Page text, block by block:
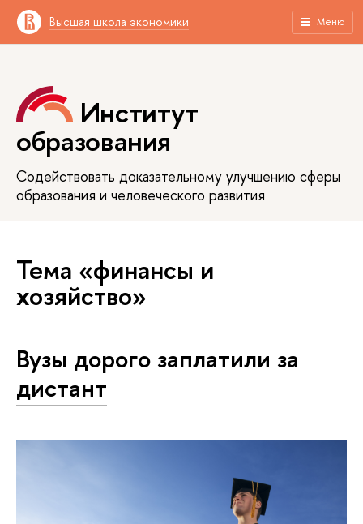
Высшая школа экономики Меню
Институт
образования
Содействовать доказательному улучшению сферы
образования и человеческого развития
Тема «финансы и
хозяйство»
Вузы дорого заплатили за
дистант